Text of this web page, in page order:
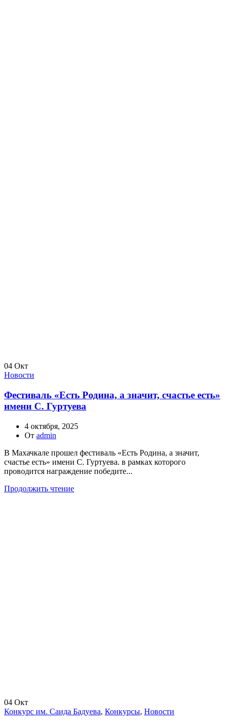
04 Окт
Новости
Фестиваль «Есть Родина, а значит, счастье есть»
имени С. Гуртуева
4 октября, 2025
От admin
В Махачкале прошел фестиваль «Есть Родина, а значит,
счастье есть» имени С. Гуртуева. в рамках которого
проводится награждение победите...
Продолжить чтение
04 Окт
Конкурс им. Саида Бадуева, Конкурсы, Новости